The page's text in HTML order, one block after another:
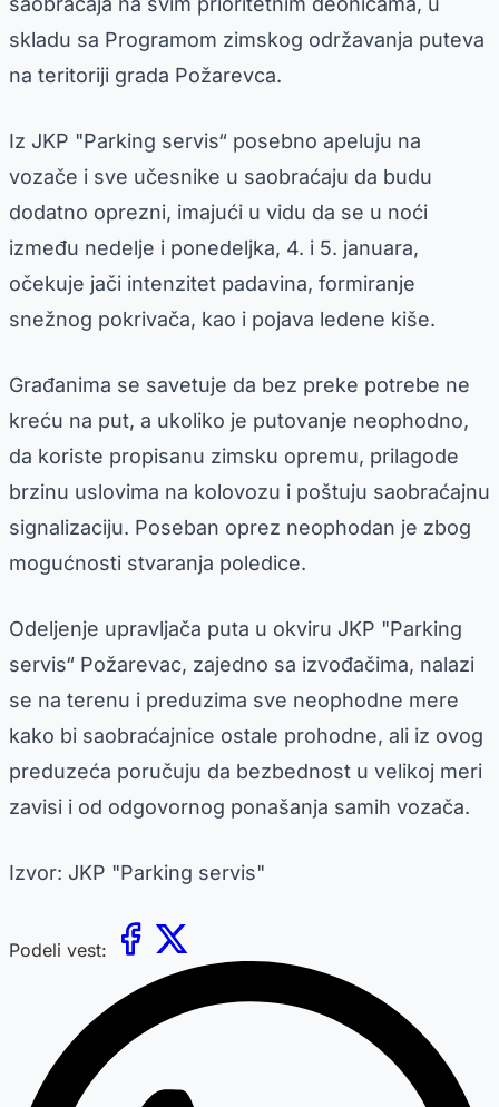
skladu sa Programom zimskog održavanja puteva
na teritoriji grada Požarevca.
Iz JKP "Parking servis“ posebno apeluju na
vozače i sve učesnike u saobraćaju da budu
dodatno oprezni, imajući u vidu da se u noći
između nedelje i ponedeljka, 4. i 5. januara,
očekuje jači intenzitet padavina, formiranje
snežnog pokrivača, kao i pojava ledene kiše.
Građanima se savetuje da bez preke potrebe ne
kreću na put, a ukoliko je putovanje neophodno,
da koriste propisanu zimsku opremu, prilagode
brzinu uslovima na kolovozu i poštuju saobraćajnu
signalizaciju. Poseban oprez neophodan je zbog
mogućnosti stvaranja poledice.
Odeljenje upravljača puta u okviru JKP "Parking
servis“ Požarevac, zajedno sa izvođačima, nalazi
se na terenu i preduzima sve neophodne mere
kako bi saobraćajnice ostale prohodne, ali iz ovog
preduzeća poručuju da bezbednost u velikoj meri
zavisi i od odgovornog ponašanja samih vozača.
Izvor: JKP "Parking servis"
Podeli vest: